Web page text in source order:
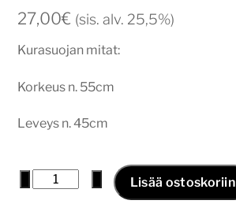
27,00€ (sis. alv. 25,5%)
Kurasuojan mitat:
Korkeus n. 55cm
Leveys n. 45cm
Kurasuoja
Lisää ostoskoriin